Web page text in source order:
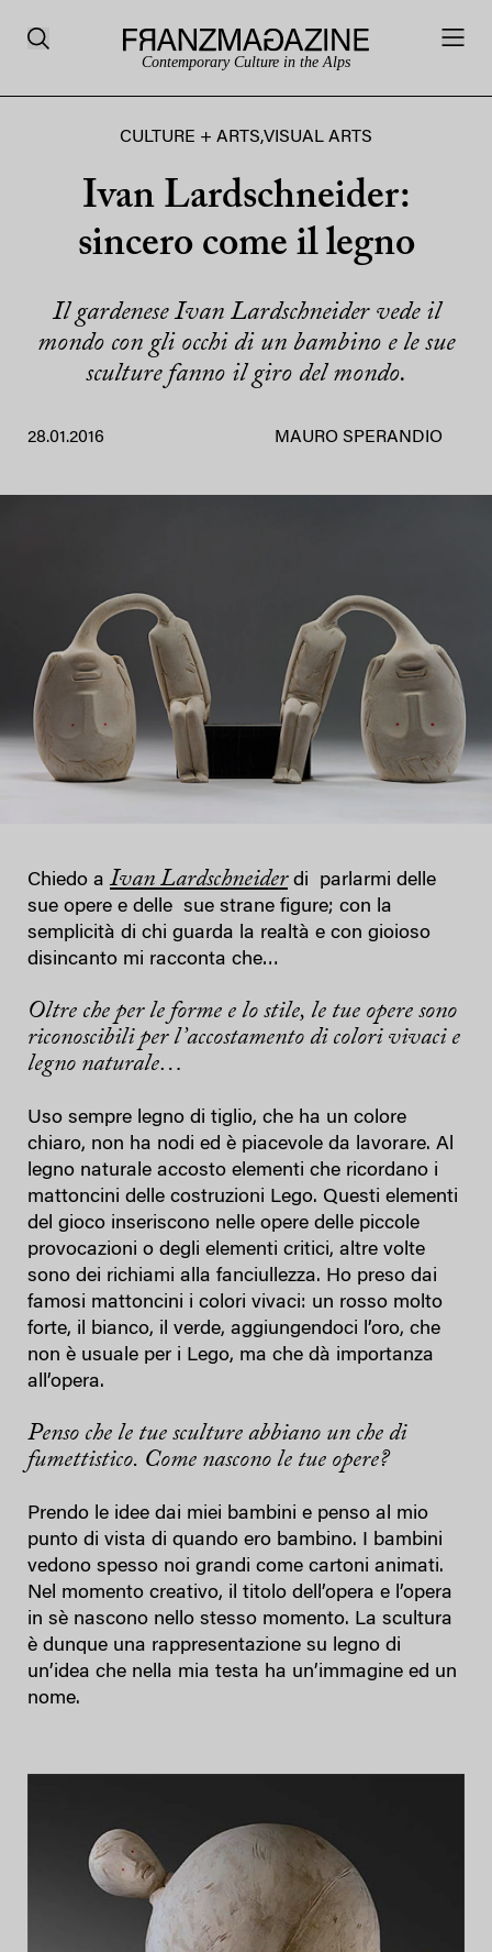
Contemporary Culture in the Alps
CULTURE + ARTS,VISUAL ARTS
Ivan Lardschneider:
sincero come il legno
Il gardenese Ivan Lardschneider vede il
mondo con gli occhi di un bambino e le sue
sculture fanno il giro del mondo.
28.01.2016 MAURO SPERANDIO
Chiedo a Ivan Lardschneider di parlarmi delle
sue opere e delle sue strane figure; con la
semplicità di chi guarda la realtà e con gioioso
disincanto mi racconta che…
Oltre che per le forme e lo stile, le tue opere sono
riconoscibili per l’accostamento di colori vivaci e
legno naturale…
Uso sempre legno di tiglio, che ha un colore
chiaro, non ha nodi ed è piacevole da lavorare. Al
legno naturale accosto elementi che ricordano i
mattoncini delle costruzioni Lego. Questi elementi
del gioco inseriscono nelle opere delle piccole
provocazioni o degli elementi critici, altre volte
sono dei richiami alla fanciullezza. Ho preso dai
famosi mattoncini i colori vivaci: un rosso molto
forte, il bianco, il verde, aggiungendoci l’oro, che
non è usuale per i Lego, ma che dà importanza
all’opera.
Penso che le tue sculture abbiano un che di
fumettistico. Come nascono le tue opere?
Prendo le idee dai miei bambini e penso al mio
punto di vista di quando ero bambino. I bambini
vedono spesso noi grandi come cartoni animati.
Nel momento creativo, il titolo dell’opera e l’opera
in sè nascono nello stesso momento. La scultura
è dunque una rappresentazione su legno di
un’idea che nella mia testa ha un’immagine ed un
nome.